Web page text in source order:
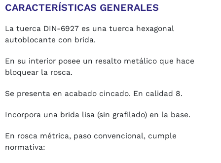
CARACTERÍSTICAS GENERALES
La tuerca DIN-6927 es una tuerca hexagonal
autoblocante con brida.
En su interior posee un resalto metálico que hace
bloquear la rosca.
Se presenta en acabado cincado. En calidad 8.
Incorpora una brida lisa (sin grafilado) en la base.
En rosca métrica, paso convencional, cumple
normativa: